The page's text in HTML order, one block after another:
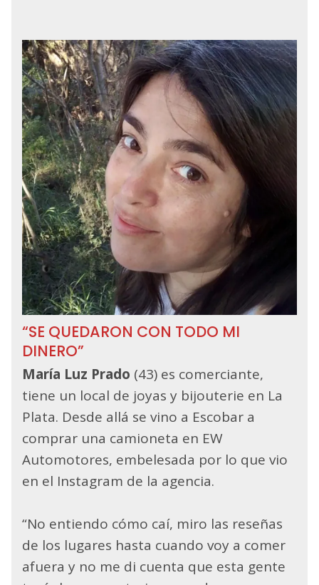
“SE QUEDARON CON TODO MI
DINERO”
María Luz Prado (43) es comerciante,
tiene un local de joyas y bijouterie en La
Plata. Desde allá se vino a Escobar a
comprar una camioneta en EW
Automotores, embelesada por lo que vio
en el Instagram de la agencia.
“No entiendo cómo caí, miro las reseñas
de los lugares hasta cuando voy a comer
afuera y no me di cuenta que esta gente